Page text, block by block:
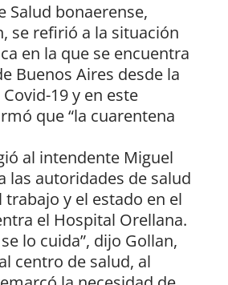
Salud bonaerense,
se refirió a la situación
en la que se encuentra
Buenos Aires desde la
19 y en este
que “la cuarentena
al intendente Miguel
las autoridades de salud
trabajo y el estado en el
el Hospital Orellana.
lo cuida”, dijo Gollan,
centro de salud, al